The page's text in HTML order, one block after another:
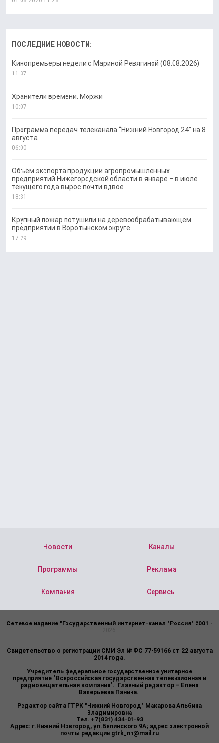
ПОСЛЕДНИЕ НОВОСТИ:
Кинопремьеры недели с Мариной Ревягиной (08.08.2026)
11:37
Хранители времени. Моржи
10:07
Программа передач телеканала “Нижний Новгород 24” на 8
августа
06:00
Объём экспорта продукции агропромышленных
предприятий Нижегородской области в январе – в июле
текущего года вырос почти вдвое
18:31
Крупный пожар потушили на деревообрабатывающем
предприятии в Воротынском округе
17:29
Новости Каналы
Программы Реклама
Компания Сервисы
Сетевое издание "Государственный интернет-канал "Россия" 2001 -
.
Свидетельство о регистрации СМИ Эл № ФС 77-59166 от 22 августа
2014 года.
Учредитель федеральное государственное унитарное
предприятие "Всероссийская государственная телевизионная и
радиовещательная компания". Главный редактор – Елена
Валерьевна Панина.
Редактор сайта ГТРК "Нижний Новгород" Макарова Альбина
Владимировна
Тел. +7(831) 434-01-93
Адрес: г.Нижний Новгород, ул.Белинского 9А; адрес электронной
почты редакции gtrk_nn@mail.ru